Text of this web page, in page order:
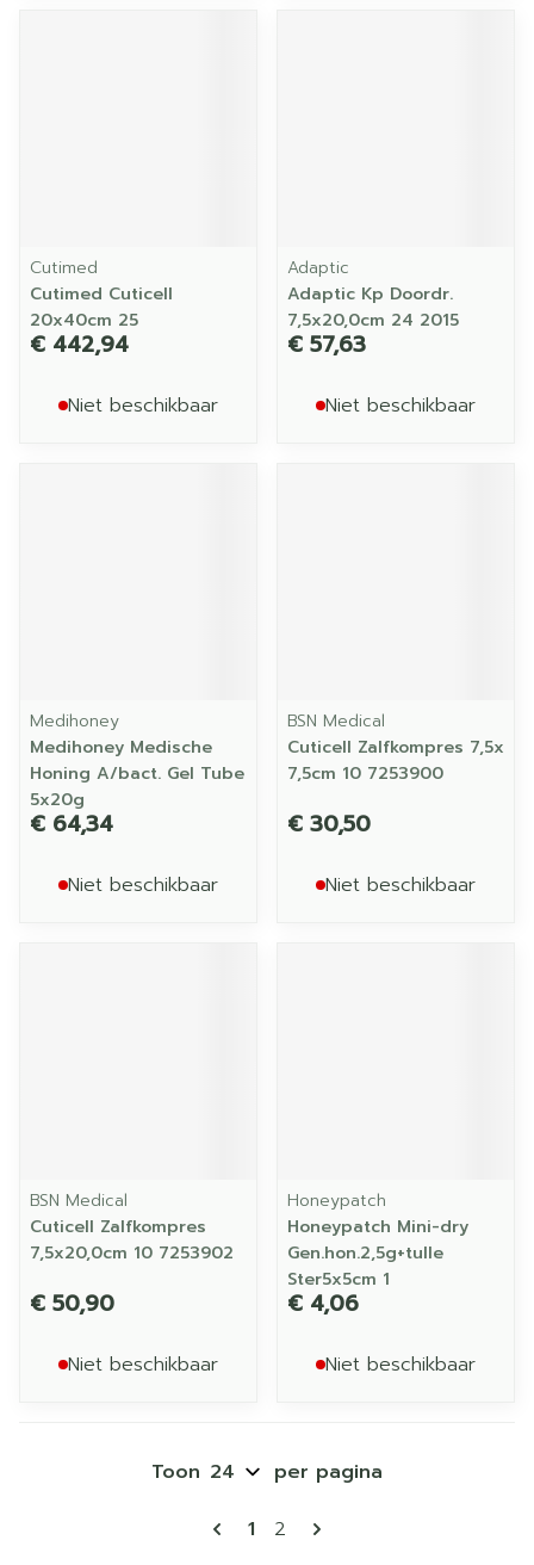
Cutimed
Cutimed Cuticell
20x40cm 25
€ 442,94
Niet beschikbaar
Adaptic
Adaptic Kp Doordr.
7,5x20,0cm 24 2015
€ 57,63
Niet beschikbaar
Medihoney
Medihoney Medische
Honing A/bact. Gel Tube
5x20g
€ 64,34
Niet beschikbaar
BSN Medical
Cuticell Zalfkompres 7,5x
7,5cm 10 7253900
€ 30,50
Niet beschikbaar
BSN Medical
Cuticell Zalfkompres
7,5x20,0cm 10 7253902
€ 50,90
Niet beschikbaar
Honeypatch
Honeypatch Mini-dry
Gen.hon.2,5g+tulle
Ster5x5cm 1
€ 4,06
Niet beschikbaar
Pagina's
U lees momenteel pagina
1 Pagina
2
Toon per pagina